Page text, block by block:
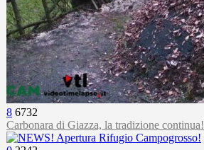
8 6732
Carbonara di Giazza, la tradizione continua!